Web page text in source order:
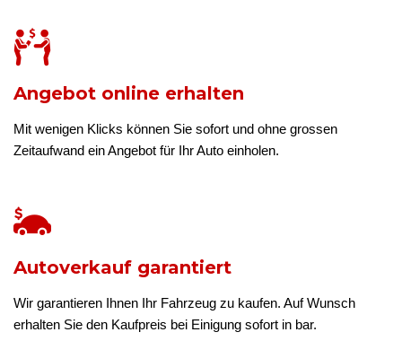
Angebot online erhalten
Mit wenigen Klicks können Sie sofort und ohne grossen
Zeitaufwand ein Angebot für Ihr Auto einholen.
Autoverkauf garantiert
Wir garantieren Ihnen Ihr Fahrzeug zu kaufen. Auf Wunsch
erhalten Sie den Kaufpreis bei Einigung sofort in bar.